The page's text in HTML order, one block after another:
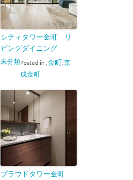
シティタワー金町 リ
ビングダイニング
Posted in
未分類 金町 京
成金町
プラウドタワー金町